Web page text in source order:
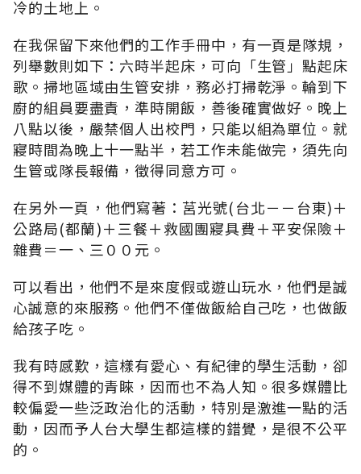
冷的土地上。
在我保留下來他們的工作手冊中，有一頁是隊規，
列舉數則如下：六時半起床，可向「生管」點起床
歌。掃地區域由生管安排，務必打掃乾淨。輪到下
廚的組員要盡責，準時開飯，善後確實做好。晚上
八點以後，嚴禁個人出校門，只能以組為單位。就
寢時間為晚上十一點半，若工作未能做完，須先向
生管或隊長報備，徵得同意方可。
在另外一頁，他們寫著：莒光號(台北－－台東)＋
公路局(都蘭)＋三餐＋救國團寢具費＋平安保險＋
雜費＝一、三００元。
可以看出，他們不是來度假或遊山玩水，他們是誠
心誠意的來服務。他們不僅做飯給自己吃，也做飯
給孩子吃。
我有時感歎，這樣有愛心、有紀律的學生活動，卻
得不到媒體的青睞，因而也不為人知。很多媒體比
較偏愛一些泛政治化的活動，特別是激進一點的活
動，因而予人台大學生都這樣的錯覺，是很不公平
的。